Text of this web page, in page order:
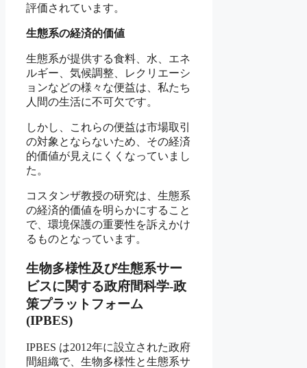
評価されています。
生態系の経済的価値
生態系が提供する食料、水、エネ
ルギー、気候調整、レクリエーシ
ョンなどの様々な便益は、私たち
人間の生活に不可欠です。
しかし、これらの便益は市場取引
の対象とならないため、その経済
的価値が見えにくくなっていまし
た。
コスタンザ教授の研究は、生態系
の経済的価値を明らかにすること
で、環境保護の重要性を訴えかけ
るものとなっています。
生物多様性及び生態系サー
ビスに関する政府間科学-政
策プラットフォーム
(IPBES)
IPBES は2012年に設立された政府
間組織で、生物多様性と生態系サ